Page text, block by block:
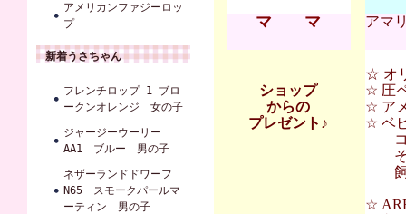
アメリカンファジーロッ
プ
新着うさちゃん
フレンチロップ 1 ブロ
ークンオレンジ 女の子
ジャージーウーリー
AA1 ブルー 男の子
ネザーランドドワーフ
N65 スモークパールマ
ーティン 男の子
マ マ アマ
ショップ
からの
プレゼント♪
☆ オ
☆ 圧
☆ ア
☆ ベ
コ
そ
飼
☆